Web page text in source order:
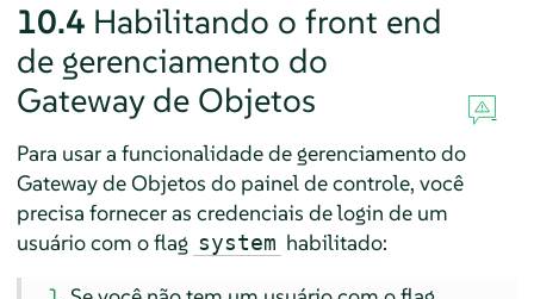
10.4 Habilitando o front end
de gerenciamento do
Gateway de Objetos
Para usar a funcionalidade de gerenciamento do
Gateway de Objetos do painel de controle, você
precisa fornecer as credenciais de login de um
usuário com o flag system habilitado: